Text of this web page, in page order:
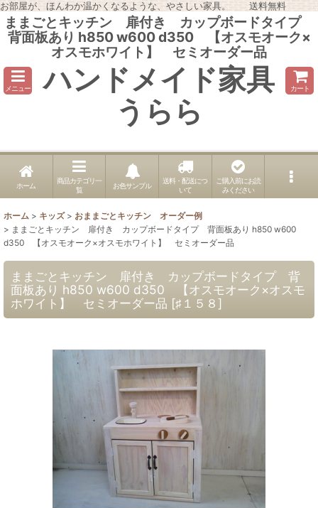
お部屋が、ほんわか温かくなるような、やさしい家具。 送料無料
ままごとキッチン 扉付き カップボードタイプ
背面板あり h850 w600 d350 【オスモオーク×
オスモホワイト】 セミオーダー品
メニュー ハンドメイド家具
うらら
カート
ホーム
商品カテゴリ一
覧
お色サンプル
送料・配送につ
いて
ご購入前にお読
みください
ホーム > キッズ > おままごとキッチン オーダー例
> ままごとキッチン 扉付き カップボードタイプ 背面板あり h850 w600
d350 【オスモオーク×オスモホワイト】 セミオーダー品
ままごとキッチン 扉付き カップボードタイプ 背
面板あり h850 w600 d350 【オスモオーク×オスモ
ホワイト】 セミオーダー品 [♯１５８]